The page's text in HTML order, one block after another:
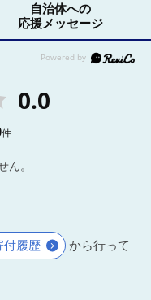
自治体への
応援メッセージ
0.0
件
ん。
付履歴
から行って